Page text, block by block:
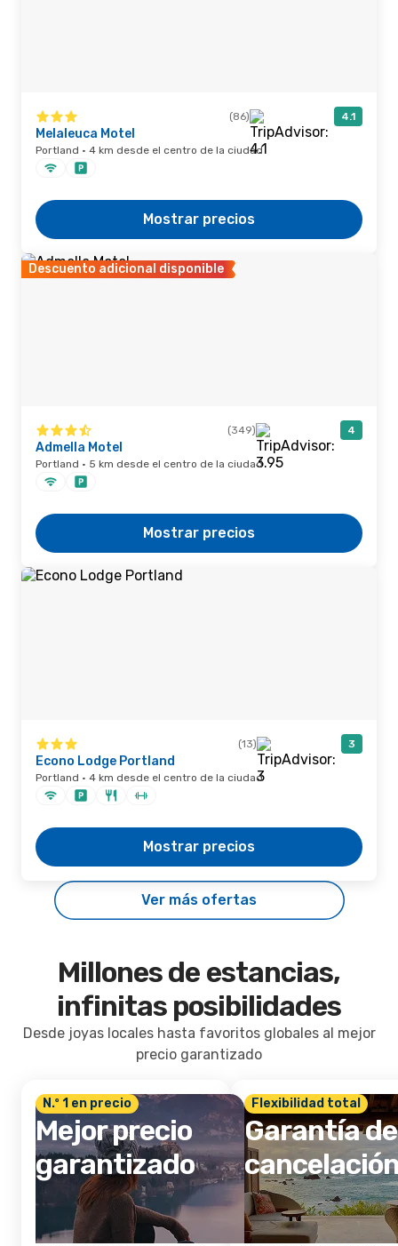
(86) 4.1
Melaleuca Motel
Portland · 4 km desde el centro de la ciudad
Mostrar precios
Descuento adicional disponible
(349) 4
Admella Motel
Portland · 5 km desde el centro de la ciudad
Mostrar precios
(13) 3
Econo Lodge Portland
Portland · 4 km desde el centro de la ciudad
Mostrar precios
Ver más ofertas
Millones de estancias,
infinitas posibilidades
Desde joyas locales hasta favoritos globales al mejor
precio garantizado
N.º 1 en precio
Mejor precio
garantizado
Flexibilidad total
Garantía de